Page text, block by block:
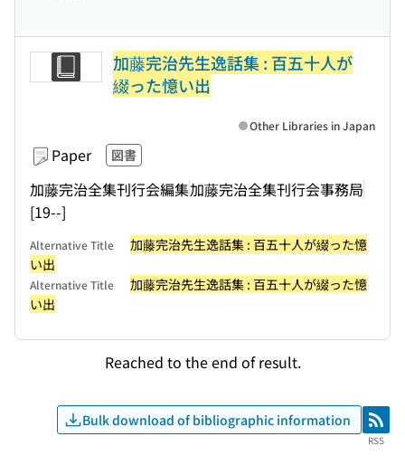
加藤完治先生逸話集 : 百五十人が
綴った憶い出
Paper 図書
加藤完治全集刊行会編集加藤完治全集刊行会事務局
[19--]
Other Libraries in Japan
Alternative Title
加藤完治先生逸話集 : 百五十人が綴った憶
い出
Alternative Title
加藤完治先生逸話集 : 百五十人が綴った憶
い出
Reached to the end of result.
Bulk download of bibliographic information RSS
RSS